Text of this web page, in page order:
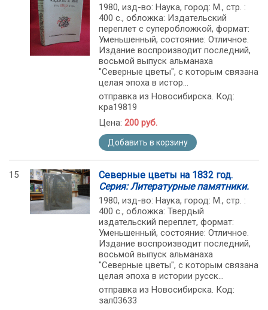
1980, изд-во: Наука, город: М., стр. :
400 с., обложка: Издательский
переплет с суперобложкой, формат:
Уменьшенный, состояние: Отличное.
Издание воспроизводит последний,
восьмой выпуск альманаха
"Северные цветы", с которым связана
целая эпоха в истор...
отправка из Новосибирска. Код:
кра19819
Цена: 200 руб.
Добавить в корзину
15
Северные цветы на 1832 год.
Серия: Литературные памятники.
1980, изд-во: Наука, город: М., стр. :
400 с., обложка: Твердый
издательский переплет, формат:
Уменьшенный, состояние: Отличное.
Издание воспроизводит последний,
восьмой выпуск альманаха
"Северные цветы", с которым связана
целая эпоха в истории русск...
отправка из Новосибирска. Код:
зал03633